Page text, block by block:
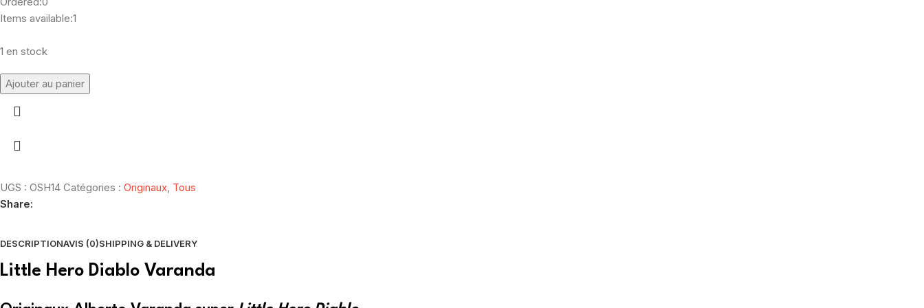
Items available:1
1 en stock
Ajouter au panier
UGS : OSH14 Catégories : Originaux, Tous
Share:
DESCRIPTIONAVIS (0)SHIPPING & DELIVERY
Little Hero Diablo Varanda